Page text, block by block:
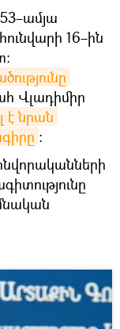
53–ամյա
16–ին
Վլադիմիր
է նրան
։